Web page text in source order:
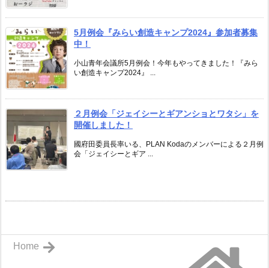
5月例会『みらい創造キャンプ2024』参加者募集
中！
小山青年会議所5月例会！今年もやってきました！『みら
い創造キャンプ2024』 ...
２月例会「ジェイシーとギアンショとワタシ」を
開催しました！
國府田委員長率いる、PLAN Kodaのメンバーによる２月例
会「ジェイシーとギア ...
Home